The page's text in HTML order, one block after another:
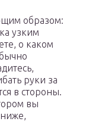
образом:
узким
о каком
руки за
в стороны.
вы